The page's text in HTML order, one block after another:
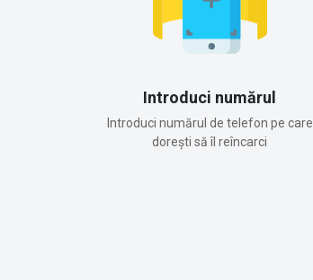
Introduci numărul
Introduci numărul de telefon pe care
dorești să îl reîncarci